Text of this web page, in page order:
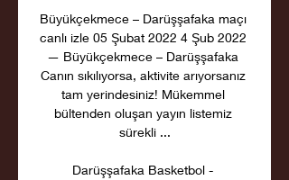
Büyükçekmece – Darüşşafaka maçı
canlı izle 05 Şubat 2022 4 Şub 2022
— Büyükçekmece – Darüşşafaka
Canın sıkılıyorsa, aktivite arıyorsanız
tam yerindesiniz! Mükemmel
bültenden oluşan yayın listemiz
sürekli ...
Darüşşafaka Basketbol -